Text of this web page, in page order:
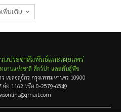
พิ่มเติม
นประชาสัมพันธ์และเผยแพร่
ยานแห่งชาติ สัตว์ป่า และพันธุ์พืช
เขตจตุจักร กรุงเทพมหานคร 10900
อ 1162 หรือ 0-2579-6549